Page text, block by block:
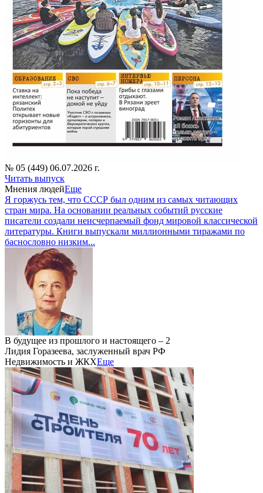
№ 05 (449) 06.07.2026 г.
Читать выпуск
Мнения людейЕще
Я горжусь тем, что СССР был одним из самых читающих
стран мира. На основании реальных событий русские
писатели создали неисчерпаемый фонд мировой классической
литературы. Книги выпускали миллионными тиражами по
баснословно низким...
В будущее из прошлого и настоящего – 2
Лидия Горазеева, заслуженный врач РФ
Недвижимость и ЖКХЕще